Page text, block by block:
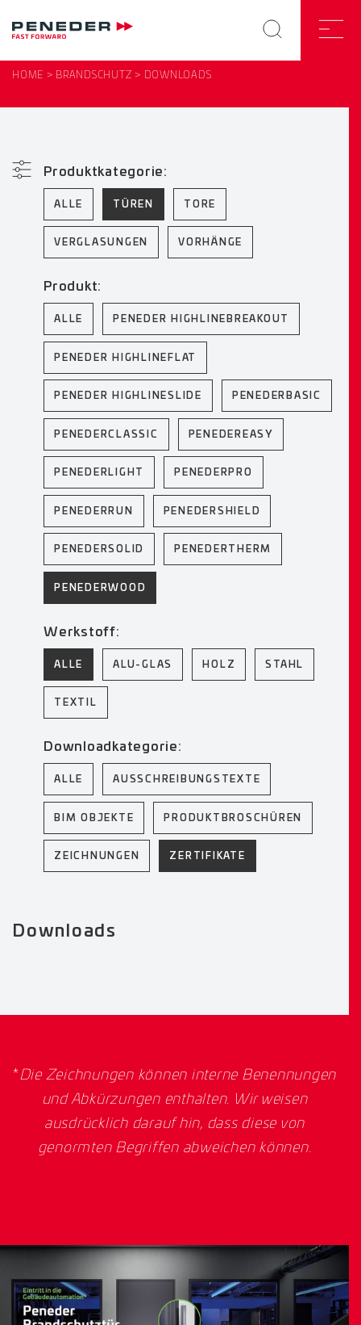
HOME BRANDSCHUTZ DOWNLOADS
Produktkategorie:
ALLE TÜREN TORE
VERGLASUNGEN VORHÄNGE
Produkt:
ALLE PENEDER HIGHLINEBREAKOUT
PENEDER HIGHLINEFLAT
PENEDER HIGHLINESLIDE PENEDERBASIC
PENEDERCLASSIC PENEDEREASY
PENEDERLIGHT PENEDERPRO
PENEDERRUN PENEDERSHIELD
PENEDERSOLID PENEDERTHERM
PENEDERWOOD
Werkstoff:
ALLE ALU-GLAS HOLZ STAHL
TEXTIL
Downloadkategorie:
ALLE AUSSCHREIBUNGSTEXTE
BIM OBJEKTE PRODUKTBROSCHÜREN
ZEICHNUNGEN ZERTIFIKATE
Downloads
*Die Zeichnungen können interne Benennungen
und Abkürzungen enthalten. Wir weisen
ausdrücklich darauf hin, dass diese von
genormten Begriffen abweichen können.